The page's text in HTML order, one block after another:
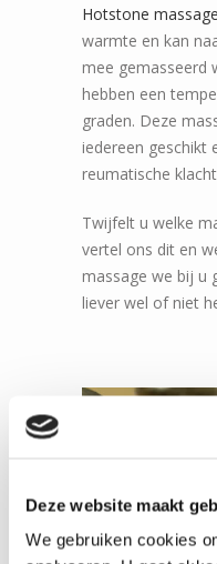
Deze website maakt
We gebruiken cookies
Hotstone massage
warmte en kan
mee gemasseerd
hebben een
graden. Deze
iedereen geschikt
reumatische
Twijfelt u welke
vertel ons dit en
massage we bij u
liever wel of niet